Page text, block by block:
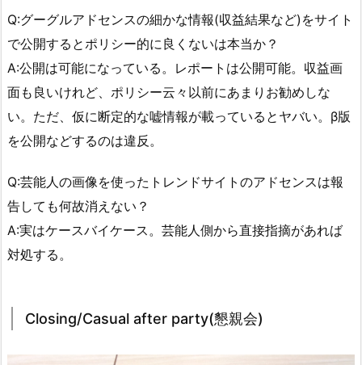
Q:グーグルアドセンスの細かな情報(収益結果など)をサイト
で公開するとポリシー的に良くないは本当か？
A:公開は可能になっている。レポートは公開可能。収益画
面も良いけれど、ポリシー云々以前にあまりお勧めしな
い。ただ、仮に断定的な嘘情報が載っているとヤバい。β版
を公開などするのは違反。
Q:芸能人の画像を使ったトレンドサイトのアドセンスは報
告しても何故消えない？
A:実はケースバイケース。芸能人側から直接指摘があれば
対処する。
Closing/Casual after party(懇親会)